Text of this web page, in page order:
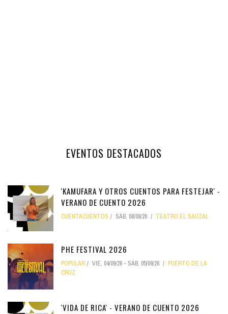
EVENTOS DESTACADOS
'KAMUFARA Y OTROS CUENTOS PARA FESTEJAR' -
VERANO DE CUENTO 2026
CUENTACUENTOS SÁB, 08/08/26 TEATRO EL SAUZAL
PHE FESTIVAL 2026
POPULAR VIE, 04/09/26 - SÁB, 05/09/26
PUERTO DE LA
CRUZ
'VIDA DE RICA' - VERANO DE CUENTO 2026